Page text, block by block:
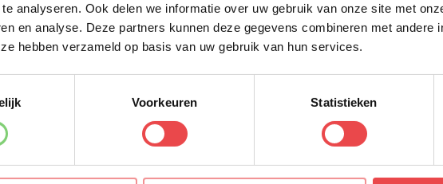
analyseren. Ook delen we informatie over uw gebruik van onze site met
en analyse. Deze partners kunnen deze gegevens combineren met andere
hebben verzameld op basis van uw gebruik van hun services.
Voorkeuren Statistieken
knolselderij vrij is van zand door
schoon te maken. Snijd de
snijplank of de barbecue. Maak de
schoon door de schil te
en plet ze vervolgens lichtjes met
van een mes. Prik met een